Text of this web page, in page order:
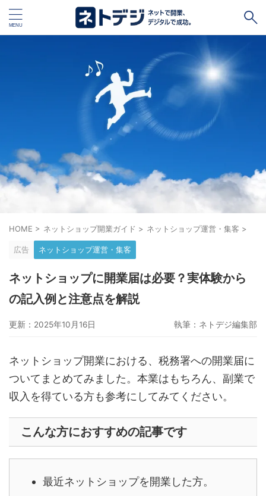
タグ
Square BASE STORES
ネットショップ開設１vs１ 無料ネットショップ
予約管理システム
ペライチ キャッシュレス決済端末１vs１ ジンドゥー
カラーミーショップ
楽天ペイ stera pack WordPress
ハンドメイド販売 ホームページ作成サービス１vs１
グーペ デジタルコンテンツ販売 仕入れサイト
Ameba Ownd makeshop
イージーマイショップ ネットショップ開業準備 越境EC
HOME > ネットショップ開業ガイド > ネットショップ運営・集客 >
広告 ネットショップ運営・集客
ネットショップに開業届は必要？実体験から
の記入例と注意点を解説
更新：2025年10月16日 執筆： ネトデジ編集部
ネットショップ開業における、税務署への開業届に
ついてまとめてみました。本業はもちろん、副業で
収入を得ている方も参考にしてみてください。
こんな方におすすめの記事です
最近ネットショップを開業した方。